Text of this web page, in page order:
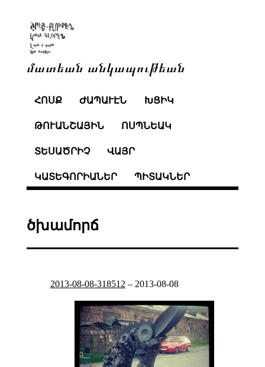
մատեան անկապութեան
ՀՈՍՔ ԺԱՊԱՒԷՆ ԽՑԻԿ
ԹՈՒԱՆՇԱՅԻՆ ՈՍՊՆԵԱԿ
ՏԵՍԱԾՐԻՉ ՎԱՅՐ
ԿԱՏԵԳՈՐԻԱՆԵՐ ՊԻՏԱԿՆԵՐ
ծխամորճ
2013-08-08-318512 – 2013-08-08